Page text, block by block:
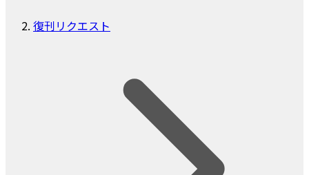
復刊リクエスト